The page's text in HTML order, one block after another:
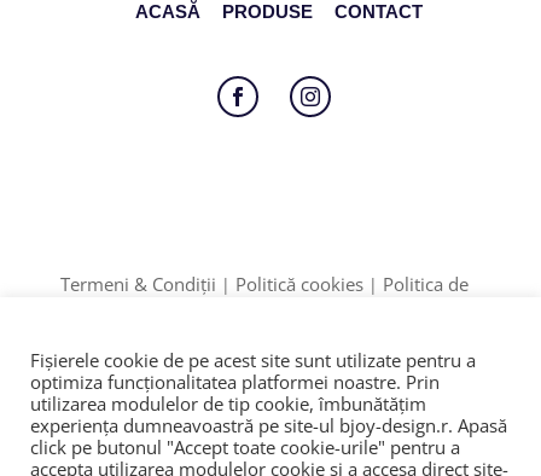
ACASĂ PRODUSE CONTACT
Termeni & Condiții | Politică cookies | Politica de
© 2023| ANPC|SOL
Fișierele cookie de pe acest site sunt utilizate pentru a
optimiza funcţionalitatea platformei noastre. Prin
utilizarea modulelor de tip cookie, îmbunătăţim
experienţa dumneavoastră pe site-ul bjoy-design.r. Apasă
click pe butonul "Accept toate cookie-urile" pentru a
accepta utilizarea modulelor cookie şi a accesa direct site-